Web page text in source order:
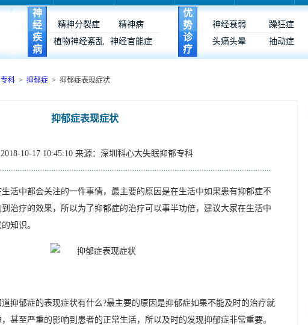
神
经
疾
病
精神分裂症
精神病
植物神经紊乱
神经官能症
优
势
诊
疗
神经衰弱
躁狂症
头痛头晕
抽动症
科 > 抑郁症 > 抑郁症表现症状
抑郁症表现症状
10-17 10:45:10 来源：深圳科心大失眠抑郁专科
活中都会关注的一件事情，最主要的原因是在生活中如果患有抑郁症不
治疗的效果，所以为了抑郁症的治疗可以事半功倍，建议大家在生活中
知识。
抑郁症的表现症状有什么?最主要的原因是抑郁症如果不能及时的治疗就
甚至严重的影响到患者的正常生活，所以及时的发现抑郁症非常重要。